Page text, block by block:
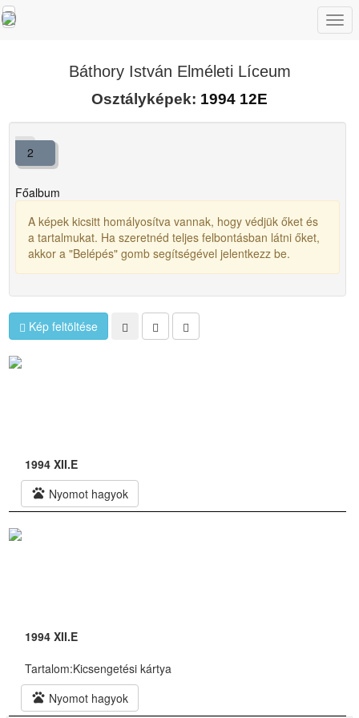
Báthory István Elméleti Líceum
Osztályképek: 1994 12E
2
Főalbum
A képek kicsitt homályosítva vannak, hogy védjük őket és
a tartalmukat. Ha szeretnéd teljes felbontásban látni őket,
akkor a "Belépés" gomb segítségével jelentkezz be.
Kép feltöltése
1994 XII.E
pets Nyomot hagyok
1994 XII.E
Tartalom:Kicsengetési kártya
pets Nyomot hagyok